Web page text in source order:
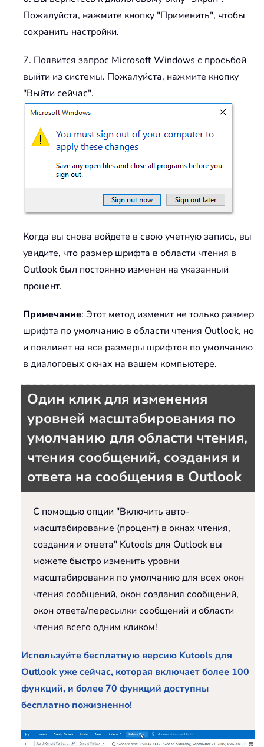
Пожалуйста, нажмите кнопку "Применить", чтобы
сохранить настройки.
7. Появится запрос Microsoft Windows с просьбой
выйти из системы. Пожалуйста, нажмите кнопку
"Выйти сейчас".
Когда вы снова войдете в свою учетную запись, вы
увидите, что размер шрифта в области чтения в
Outlook был постоянно изменен на указанный
процент.
Примечание: Этот метод изменит не только размер
шрифта по умолчанию в области чтения Outlook, но
и повлияет на все размеры шрифтов по умолчанию
в диалоговых окнах на вашем компьютере.
Один клик для изменения
уровней масштабирования по
умолчанию для области чтения,
чтения сообщений, создания и
ответа на сообщения в Outlook
С помощью опции "Включить авто-
масштабирование (процент) в окнах чтения,
создания и ответа" Kutools для Outlook вы
можете быстро изменить уровни
масштабирования по умолчанию для всех окон
чтения сообщений, окон создания сообщений,
окон ответа/пересылки сообщений и области
чтения всего одним кликом!
Используйте бесплатную версию Kutools для
Outlook уже сейчас, которая включает более 100
функций, и более 70 функций доступны
бесплатно пожизненно!